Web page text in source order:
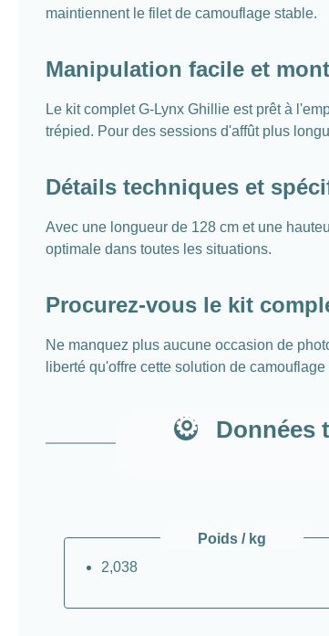
maintiennent le filet de camouflage stable.
Manipulation facile et
Le kit complet G-Lynx Ghillie est prêt à
trépied. Pour des sessions d'affût plus
Détails techniques et
Avec une longueur de 128 cm et une
optimale dans toutes les situations.
Procurez-vous le kit
Ne manquez plus aucune occasion de
liberté qu'offre cette solution de
Données
Poids / kg
2,038